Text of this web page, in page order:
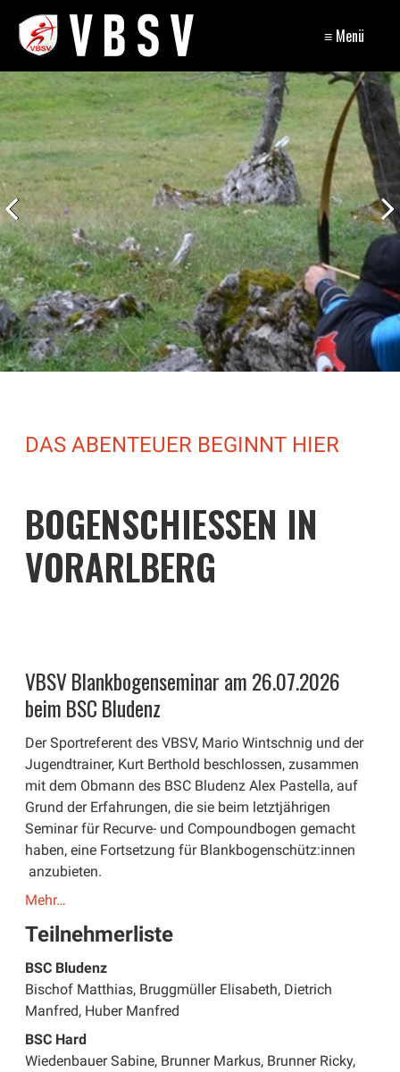
≡ Menü
DAS ABENTEUER BEGINNT HIER
BOGENSCHIESSEN IN
VORARLBERG
VBSV Blankbogenseminar am 26.07.2026
beim BSC Bludenz
Der Sportreferent des VBSV, Mario Wintschnig und der
Jugendtrainer, Kurt Berthold beschlossen, zusammen
mit dem Obmann des BSC Bludenz Alex Pastella, auf
Grund der Erfahrungen, die sie beim letztjährigen
Seminar für Recurve- und Compoundbogen gemacht
haben, eine Fortsetzung für Blankbogenschütz:innen
anzubieten.
Mehr…
Teilnehmerliste
BSC Bludenz
Bischof Matthias, Bruggmüller Elisabeth, Dietrich
Manfred, Huber Manfred
BSC Hard
​Wiedenbauer Sabine, Brunner Markus, Brunner Ricky,